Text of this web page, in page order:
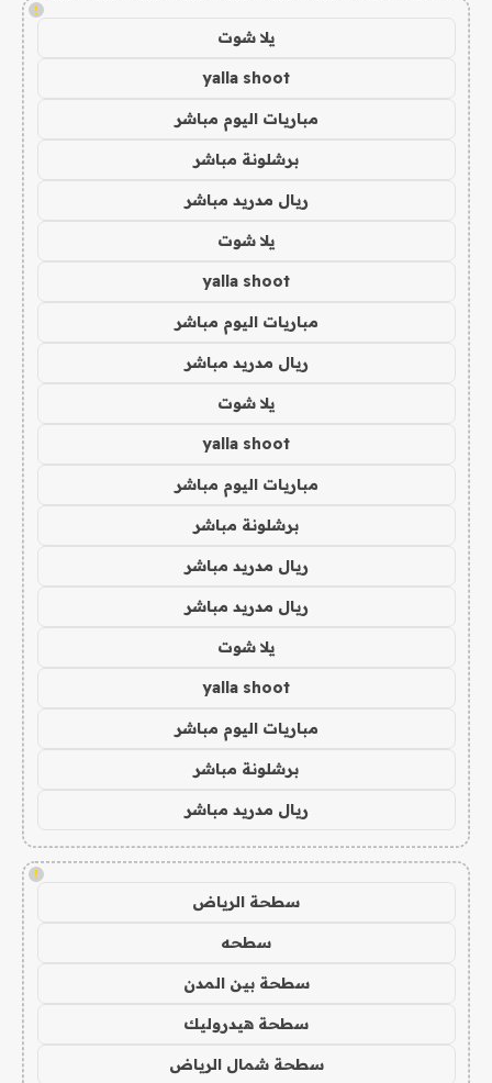
!
يلا شوت
yalla shoot
مباريات اليوم مباشر
برشلونة مباشر
ريال مدريد مباشر
يلا شوت
yalla shoot
مباريات اليوم مباشر
ريال مدريد مباشر
يلا شوت
yalla shoot
مباريات اليوم مباشر
برشلونة مباشر
ريال مدريد مباشر
ريال مدريد مباشر
يلا شوت
yalla shoot
مباريات اليوم مباشر
برشلونة مباشر
ريال مدريد مباشر
!
سطحة الرياض
سطحه
سطحة بين المدن
سطحة هيدروليك
سطحة شمال الرياض